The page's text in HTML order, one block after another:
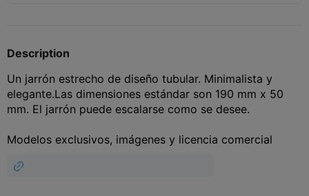
Description
Un jarrón estrecho de diseño tubular. Minimalista y
elegante.Las dimensiones estándar son 190 mm x 50
mm. El jarrón puede escalarse como se desee.
Modelos exclusivos, imágenes y licencia comercial